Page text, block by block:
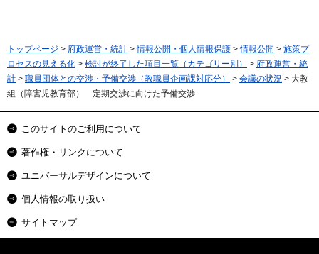
トップページ > 府政運営・統計 >情報公開・個人情報保護 >情報公開 > 施策プ
ロセスの見える化 > 検討が終了した項目一覧（カテゴリー別） > 府政運営・統
計 > 職員団体との交渉・予備交渉（教職員企画課対応分） > 会議の状況 > 大教
組（障害児教育部） 定期交渉に向けた予備交渉
このサイトのご利用について
著作権・リンクについて
ユニバーサルデザインについて
個人情報の取り扱い
サイトマップ